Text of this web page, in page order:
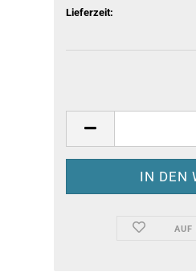
Lieferzeit:
AUF